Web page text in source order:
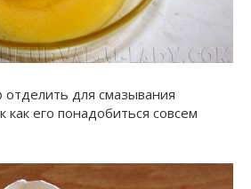
для смазывания
как его понадобиться совсем